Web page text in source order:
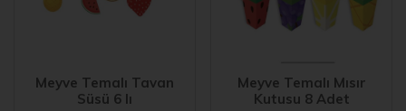
Meyve Temalı Tavan
Süsü 6 lı
Meyve Temalı Mısır
Kutusu 8 Adet